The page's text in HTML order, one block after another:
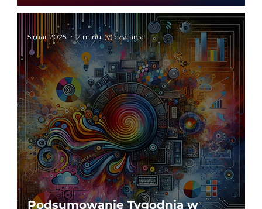
Podsumowanie Tygodnia w
5 mar 2025 2 minut(y) czytania